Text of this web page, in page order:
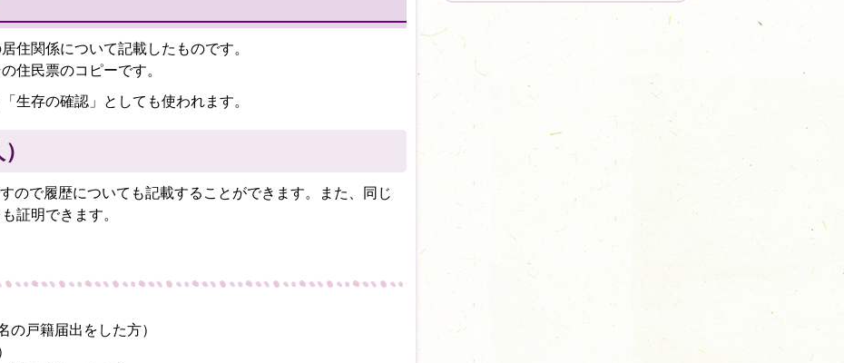
住関係について記載したものです。
住民票のコピーです。
生存の確認」としても使われます。
ので履歴についても記載することができます。また、同じ
証明できます。
の戸籍届出をした方）